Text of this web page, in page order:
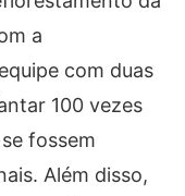
a
com duas
100 vezes
fossem
Além disso,